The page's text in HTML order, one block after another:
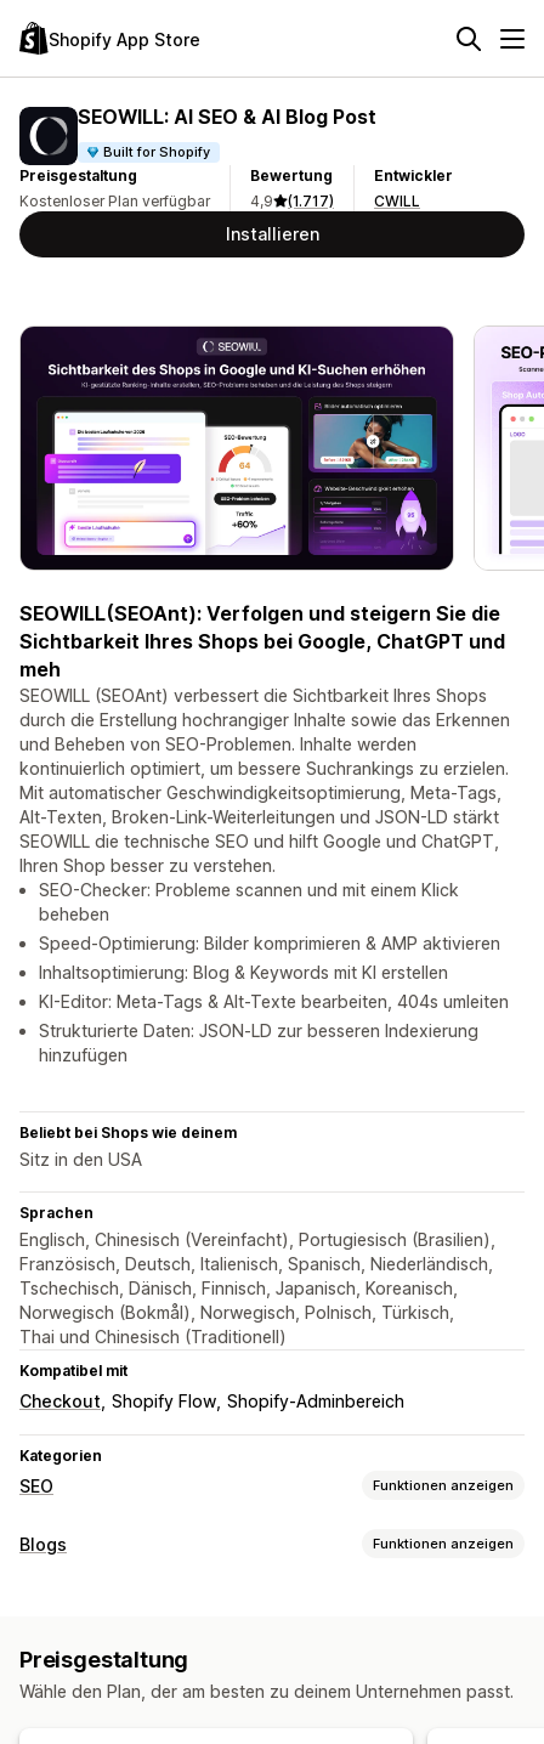
Shopify App Store
SEOWILL: AI SEO & AI Blog Post
Built for Shopify
Preisgestaltung
Kostenloser Plan verfügbar
Bewertung
4,9
(1.717)
Entwickler
CWILL
Installieren
SEOWILL(SEOAnt): Verfolgen und steigern Sie die
Sichtbarkeit Ihres Shops bei Google, ChatGPT und
meh
SEOWILL (SEOAnt) verbessert die Sichtbarkeit Ihres Shops
durch die Erstellung hochrangiger Inhalte sowie das Erkennen
und Beheben von SEO-Problemen. Inhalte werden
kontinuierlich optimiert, um bessere Suchrankings zu erzielen.
Mit automatischer Geschwindigkeitsoptimierung, Meta-Tags,
Alt-Texten, Broken-Link-Weiterleitungen und JSON-LD stärkt
SEOWILL die technische SEO und hilft Google und ChatGPT,
Ihren Shop besser zu verstehen.
SEO-Checker: Probleme scannen und mit einem Klick
beheben
Speed-Optimierung: Bilder komprimieren & AMP aktivieren
Inhaltsoptimierung: Blog & Keywords mit KI erstellen
KI-Editor: Meta-Tags & Alt-Texte bearbeiten, 404s umleiten
Strukturierte Daten: JSON‑LD zur besseren Indexierung
hinzufügen
Beliebt bei Shops wie deinem
Sitz in den USA
Sprachen
Englisch, Chinesisch (Vereinfacht), Portugiesisch (Brasilien),
Französisch, Deutsch, Italienisch, Spanisch, Niederländisch,
Tschechisch, Dänisch, Finnisch, Japanisch, Koreanisch,
Norwegisch (Bokmål), Norwegisch, Polnisch, Türkisch,
Thai und Chinesisch (Traditionell)
Kompatibel mit
Checkout Shopify Flow Shopify-Adminbereich
Kategorien
SEO Funktionen anzeigen
SEO-Tools
JSON-LD Schemas
KI-Generierung
Lokale SEO
AMP-Seiten
Blogs Funktionen anzeigen
Massenerstellung Mehrere Sprachen
Eingebettete Produkte Bilder Eingebettete Videos
Preisgestaltung
Wähle den Plan, der am besten zu deinem Unternehmen passt.